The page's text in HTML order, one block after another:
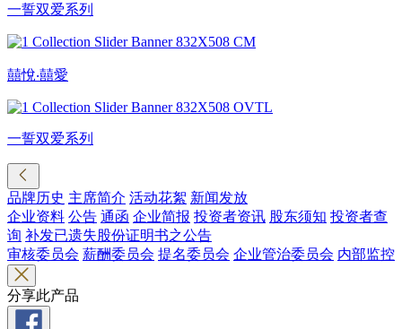
一誓双爱系列
囍悅‧囍愛
一誓双爱系列
品牌历史 主席简介 活动花絮 新闻发放
企业资料 公告 通函 企业简报 投资者资讯 股东须知 投资者查
询 补发已遗失股份证明书之公告
审核委员会 薪酬委员会 提名委员会 企业管治委员会 内部监控
分享此产品